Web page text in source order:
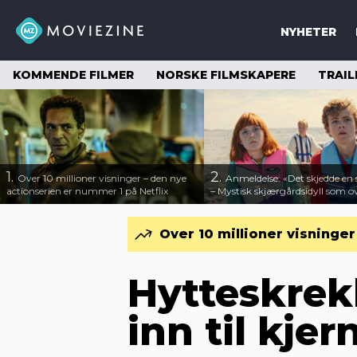
NYHETER
KOMMENDE FILMER NORSKE FILMSKAPERE
1. Over 10 millioner visninger – den nye
actionserien er nummer 1 på Netflix
2. Anmeldelse: «Det skjedde
– Mystisk skjærgårdsidyll som
Over 10 millioner
inn til